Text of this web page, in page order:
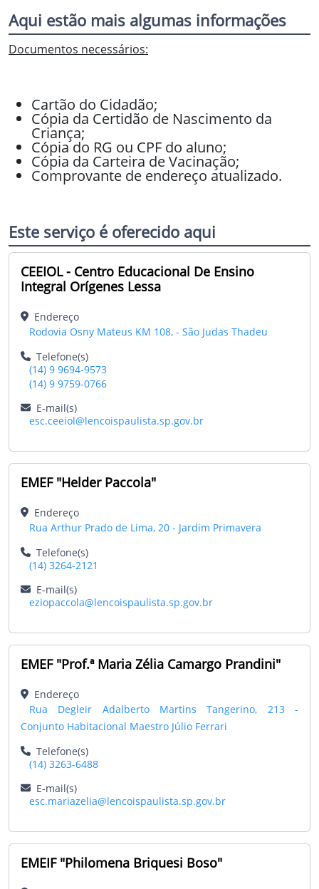
Aqui estão mais algumas informações
Documentos necessários:
Cartão do Cidadão;
Cópia da Certidão de Nascimento da
Criança;
Cópia do RG ou CPF do aluno;
Cópia da Carteira de Vacinação;
Comprovante de endereço atualizado.
Este serviço é oferecido aqui
CEEIOL - Centro Educacional De Ensino
Integral Orígenes Lessa
Endereço
Rodovia Osny Mateus KM 108, - São Judas Thadeu
Telefone(s)
(14) 9 9694-9573
(14) 9 9759-0766
E-mail(s)
esc.ceeiol@lencoispaulista.sp.gov.br
EMEF "Helder Paccola"
Endereço
Rua Arthur Prado de Lima, 20 - Jardim Primavera
Telefone(s)
(14) 3264-2121
E-mail(s)
eziopaccola@lencoispaulista.sp.gov.br
EMEF "Prof.ª Maria Zélia Camargo Prandini"
Endereço
Rua Degleir Adalberto Martins Tangerino, 213 -
Conjunto Habitacional Maestro Júlio Ferrari
Telefone(s)
(14) 3263-6488
E-mail(s)
esc.mariazelia@lencoispaulista.sp.gov.br
EMEIF "Philomena Briquesi Boso"